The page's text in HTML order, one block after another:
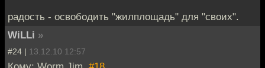
радость - освободить "жилплощадь" для "своих".
WiLLi »
#24 | 13.12.10 12:57